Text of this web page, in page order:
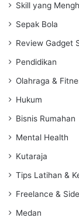
Skill yang
Sepak Bola
Review Gadget
Pendidikan
Olahraga &
Hukum
Bisnis Rumahan
Mental Health
Kutaraja
Tips Latihan &
Freelance &
Medan